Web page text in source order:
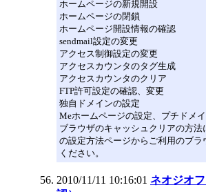
ホームページの新規開設
ホームページの閉鎖
ホームページ開設情報の確認
sendmail設定の変更
アクセス制御設定の変更
アクセスカウンタのタグ生成
アクセスカウンタのクリア
FTP許可設定の確認、変更
独自ドメインの設定
Meホームページの設定、プチドメ
ブラウザのキャッシュクリアの方
の設定方法ページからご利用のブラ
ください。
2010/11/11 10:16:01 ネオジオ